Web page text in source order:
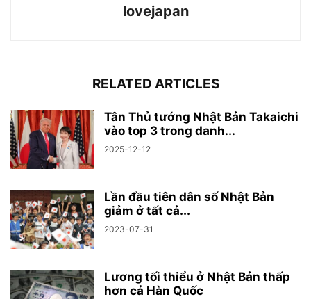
lovejapan
RELATED ARTICLES
Tân Thủ tướng Nhật Bản Takaichi
vào top 3 trong danh...
2025-12-12
Lần đầu tiên dân số Nhật Bản
giảm ở tất cả...
2023-07-31
Lương tối thiểu ở Nhật Bản thấp
hơn cả Hàn Quốc